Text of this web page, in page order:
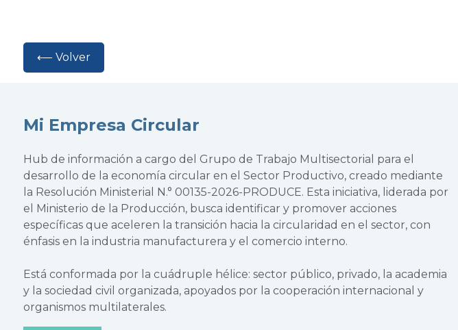
⟵ Volver
Mi Empresa Circular
Hub de información a cargo del Grupo de Trabajo Multisectorial para el
desarrollo de la economía circular en el Sector Productivo, creado mediante
la Resolución Ministerial N.° 00135-2026-PRODUCE. Esta iniciativa, liderada por
el Ministerio de la Producción, busca identificar y promover acciones
específicas que aceleren la transición hacia la circularidad en el sector, con
énfasis en la industria manufacturera y el comercio interno.
Está conformada por la cuádruple hélice: sector público, privado, la academia
y la sociedad civil organizada, apoyados por la cooperación internacional y
organismos multilaterales.